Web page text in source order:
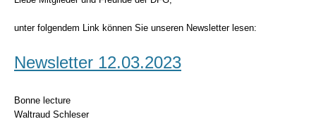
unter folgendem Link können Sie unseren Newsletter lesen:
Newsletter 12.03.2023
Bonne lecture
Waltraud Schleser